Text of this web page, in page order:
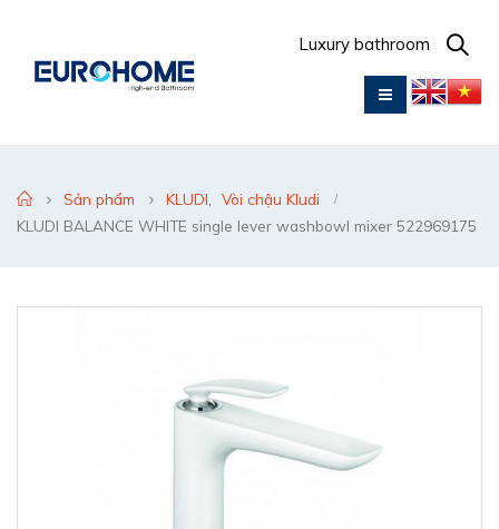
Luxury bathroom
Sản phẩm KLUDI
Vòi chậu Kludi
KLUDI BALANCE WHITE single lever washbowl mixer 522969175